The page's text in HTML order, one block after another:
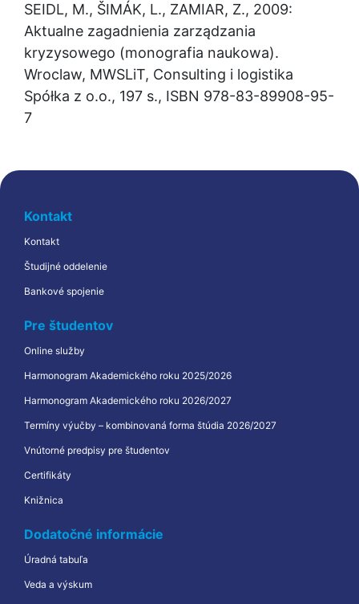
SEIDL, M., ŠIMÁK, L., ZAMIAR, Z., 2009:
Aktualne zagadnienia zarządzania
kryzysowego (monografia naukowa).
Wroclaw, MWSLiT, Consulting i logistika
Spółka z o.o., 197 s., ISBN 978-83-89908-95-
7
Kontakt
Kontakt
Študijné oddelenie
Bankové spojenie
Pre študentov
Online služby
Harmonogram Akademického roku 2025/2026
Harmonogram Akademického roku 2026/2027
Termíny výučby – kombinovaná forma štúdia 2026/2027
Vnútorné predpisy pre študentov
Certifikáty
Knižnica
Dodatočné informácie
Úradná tabuľa
Veda a výskum